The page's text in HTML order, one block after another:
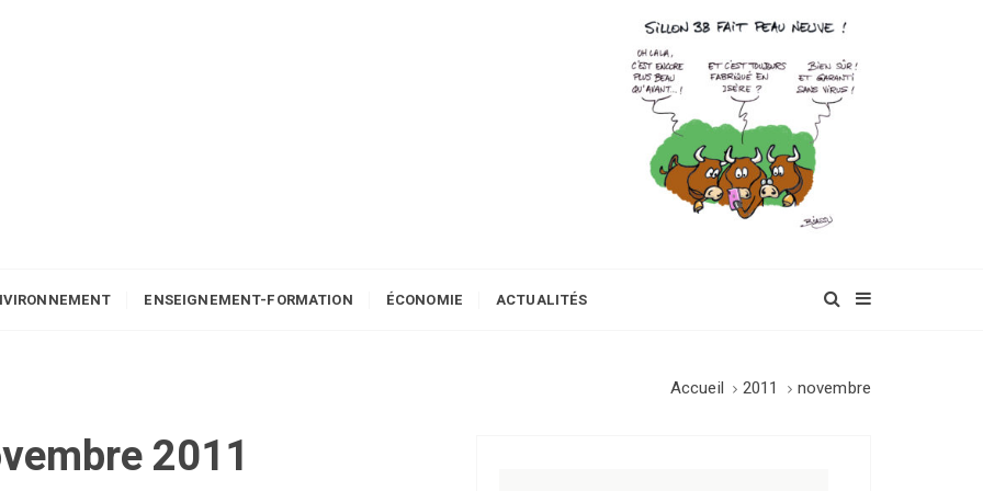
ENSEIGNEMENT-FORMATION ÉCONOMIE ACTUALITÉS
Accueil 2011 novembre
2011